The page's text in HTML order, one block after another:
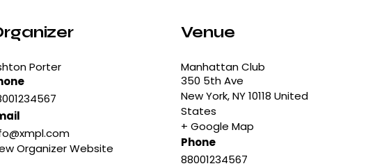
Porter
Organizer Website
Venue
Manhattan Club
350 5th Ave
New York,NY10118 United
States
+ Google Map
Phone
88001234567